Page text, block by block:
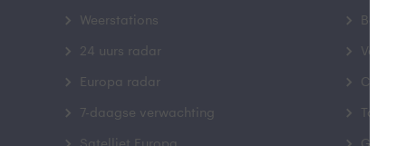
Weerstations
24 uurs radar
Europa radar
7-daagse verwachting
Contact